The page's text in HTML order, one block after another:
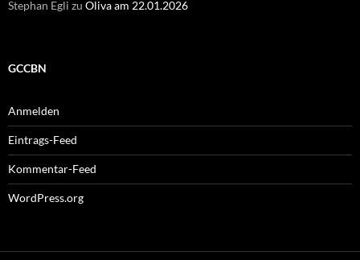
Stephan Egli zu Oliva am 22.01.2026
GCCBN
Anmelden
Eintrags-Feed
Kommentar-Feed
WordPress.org